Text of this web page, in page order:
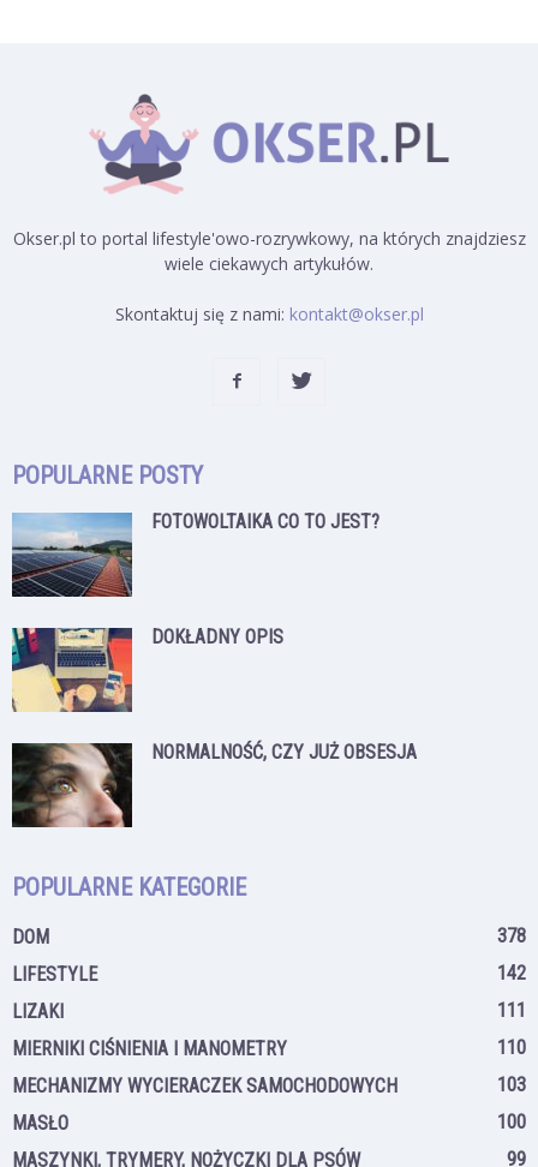
Okser.pl to portal lifestyle'owo-rozrywkowy, na których znajdziesz
wiele ciekawych artykułów.
Skontaktuj się z nami: kontakt@okser.pl
POPULARNE POSTY
FOTOWOLTAIKA CO TO JEST?
DOKŁADNY OPIS
NORMALNOŚĆ, CZY JUŻ OBSESJA
POPULARNE KATEGORIE
DOM
378
LIFESTYLE
142
LIZAKI
111
MIERNIKI CIŚNIENIA I MANOMETRY
110
MECHANIZMY WYCIERACZEK SAMOCHODOWYCH
103
MASŁO
100
MASZYNKI, TRYMERY, NOŻYCZKI DLA PSÓW
99